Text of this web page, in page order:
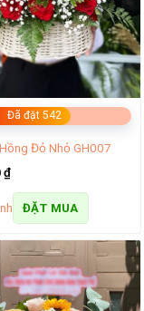
Đã đặt 542
Đỏ Nhỏ GH007
₫
ĐẶT MUA